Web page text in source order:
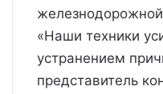
«Наши техники
устранением
представитель